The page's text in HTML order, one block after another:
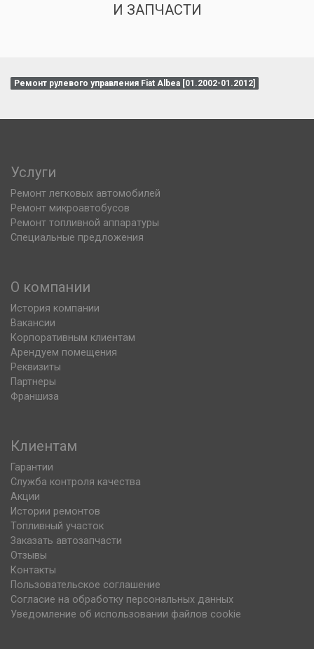
И ЗАПЧАСТИ
Ремонт рулевого управления Fiat Albea [01.2002-01.2012]
Услуги
Ремонт легковых автомобилей
Ремонт микроавтобусов
Ремонт топливной аппаратуры
Специальные предложения
О компании
История компании
Вакансии
Корпоративным клиентам
Арендуем помещения
Реквизиты
Партнеры
Франшиза
Клиентам
Гарантии
Служба контроля качества
Акции
Истории ремонтов
Топливный участок
Заказать автозапчасти
Отзывы
Контакты
Пользовательское соглашение
Согласие на обработку персональных данных
Уведомление об использовании файлов cookie